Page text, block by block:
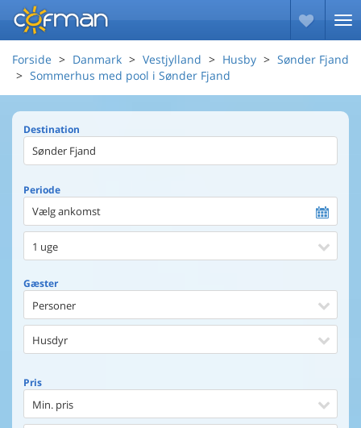
Forside Danmark Vestjylland Husby
Sønder Fjand
Sommerhus med pool i Sønder Fjand
Destination
Periode
Vælg ankomst
1 uge
Gæster
Personer
Husdyr
Pris
Min. pris